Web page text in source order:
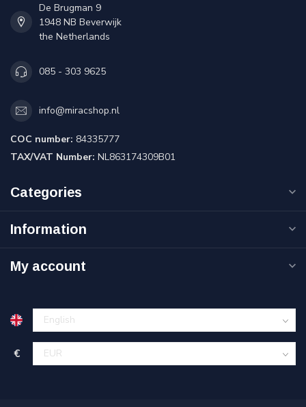
De Brugman 9
1948 NB Beverwijk
the Netherlands
085 - 303 9625
info@miracshop.nl
COC number: 84335777
TAX/VAT Number: NL863174309B01
Categories
Information
My account
€